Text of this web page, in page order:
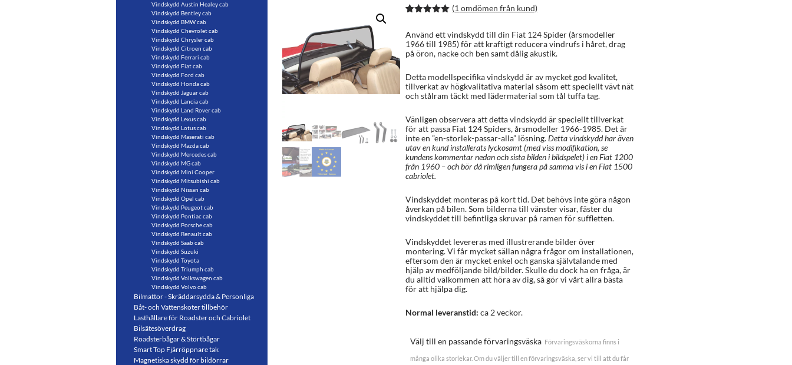
baserat på
kundrecens
ioner
(1 omdömen från kund)
Använd ett vindskydd till din Fiat 124 Spider (årsmodeller
1966 till 1985) för att kraftigt reducera vindrufs i håret, drag
på öron, nacke och ben samt dålig akustik.
Detta modellspecifika vindskydd är av mycket god kvalitet,
tillverkat av högkvalitativa material såsom ett speciellt vävt nät
och stålram täckt med lädermaterial som tål tuffa tag.
Vänligen observera att detta vindskydd är speciellt tillverkat
för att passa Fiat 124 Spiders, årsmodeller 1966-1985. Det är
inte en ”en-storlek-passar-alla” lösning.Detta vindskydd har även
utav en kund installerats lyckosamt (med viss modifikation, se
kundens kommentar nedan och sista bilden i bildspelet) i en Fiat 1200
från 1960 – och bör då rimligen fungera på samma vis i en Fiat 1500
cabriolet.
Vindskyddet monteras på kort tid. Det behövs inte göra någon
åverkan på bilen. Som bilderna till vänster visar, fäster du
vindskyddet till befintliga skruvar på ramen för suffletten.
Vindskyddet levereras med illustrerande bilder över
montering. Vi får mycket sällan några frågor om installationen,
eftersom den är mycket enkel och ganska självtalande med
hjälp av medföljande bild/bilder. Skulle du dock ha en fråga, är
du alltid välkommen att höra av dig, så gör vi vårt allra bästa
för att hjälpa dig.
Normal leveranstid: ca 2 veckor.
Välj till en passande förvaringsväska Förvaringsväskorna finns i
många olika storlekar. Om du väljer till en förvaringsväska, ser vi till att du får
Vindskydd Austin Healey cab
Vindskydd Bentley cab
Vindskydd BMW cab
Vindskydd Chevrolet cab
Vindskydd Chrysler cab
Vindskydd Citroen cab
Vindskydd Ferrari cab
Vindskydd Fiat cab
Vindskydd Ford cab
Vindskydd Honda cab
Vindskydd Jaguar cab
Vindskydd Lancia cab
Vindskydd Land Rover cab
Vindskydd Lexus cab
Vindskydd Lotus cab
Vindskydd Maserati cab
Vindskydd Mazda cab
Vindskydd Mercedes cab
Vindskydd MG cab
Vindskydd Mini Cooper
Vindskydd Mitsubishi cab
Vindskydd Nissan cab
Vindskydd Opel cab
Vindskydd Peugeot cab
Vindskydd Pontiac cab
Vindskydd Porsche cab
Vindskydd Renault cab
Vindskydd Saab cab
Vindskydd Suzuki
Vindskydd Toyota
Vindskydd Triumph cab
Vindskydd Volkswagen cab
Vindskydd Volvo cab
Bilmattor - Skräddarsydda & Personliga
Båt- och Vattenskoter tillbehör
Lasthållare för Roadster och Cabriolet
Bilsätesöverdrag
Roadsterbågar & Störtbågar
Smart Top Fjärröppnare tak
Magnetiska skydd för bildörrar